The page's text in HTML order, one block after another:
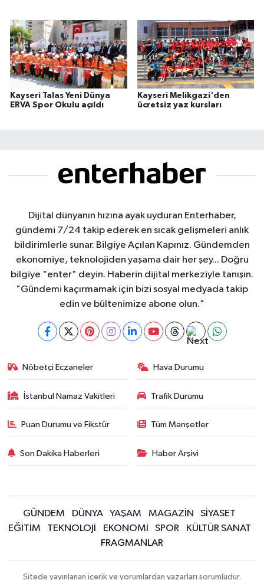
Kayseri Talas Yeni Dünya
ERVA Spor Okulu açıldı
Kayseri Melikgazi'den
ücretsiz yaz kursları
Dijital dünyanın hızına ayak uyduran Enterhaber,
gündemi 7/24 takip ederek en sıcak gelişmeleri anlık
bildirimlerle sunar. Bilgiye Açılan Kapınız. Gündemden
ekonomiye, teknolojiden yaşama dair her şey... Doğru
bilgiye "enter" deyin. Haberin dijital merkeziyle tanışın.
"Gündemi kaçırmamak için bizi sosyal medyada takip
edin ve bültenimize abone olun."
Nöbetçi Eczaneler Hava Durumu
İstanbul Namaz Vakitleri Trafik Durumu
Puan Durumu ve Fikstür Tüm Manşetler
Son Dakika Haberleri Haber Arşivi
GÜNDEM DÜNYA YAŞAM MAGAZİN
SİYASET
EĞİTİM
TEKNOLOJİ EKONOMİ SPOR
KÜLTÜR SANAT
FRAGMANLAR
Sitede yayınlanan içerik ve yorumlardan yazarları sorumludur.